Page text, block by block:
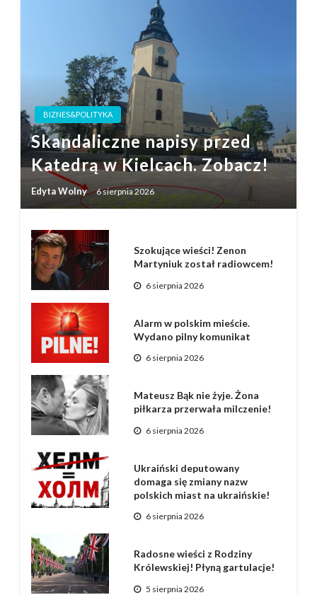
BIZNES&POLITYKA
Skandaliczne napisy przed
Katedrą w Kielcach. Zobacz!
Edyta Wolny 6 sierpnia 2026
Szokujące wieści! Zenon
Martyniuk został radiowcem!
6 sierpnia 2026
Alarm w polskim mieście.
Wydano pilny komunikat
6 sierpnia 2026
Mateusz Bąk nie żyje. Żona
piłkarza przerwała milczenie!
6 sierpnia 2026
Ukraiński deputowany
domaga się zmiany nazw
polskich miast na ukraińskie!
6 sierpnia 2026
Radosne wieści z Rodziny
Królewskiej! Płyną gartulacje!
5 sierpnia 2026